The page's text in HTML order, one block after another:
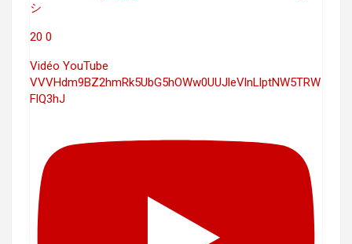
シ
20 0
Vidéo YouTube
VVVHdm9BZ2hmRk5UbG5hOWw0UUJleVlnLlptNW5TRW
FlQ3hJ